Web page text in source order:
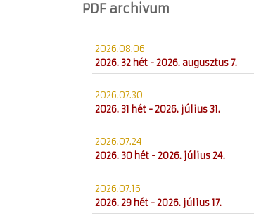
PDF archivum
2026.08.06
2026. 32 hét - 2026. augusztus 7.
2026.07.30
2026. 31 hét - 2026. július 31.
2026.07.24
2026. 30 hét - 2026. július 24.
2026.07.16
2026. 29 hét - 2026. július 17.